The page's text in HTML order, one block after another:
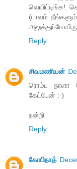
வெயிட்டிங்க!
(பாவம்
Reply
சிவமணியன்
ரொம்ப நாளா
கேட்டேன் :-)
நன்றி
Reply
கோபிநாத்